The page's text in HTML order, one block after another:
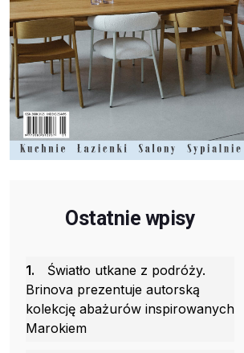
Ostatnie wpisy
1.
Światło utkane z podróży.
Brinova prezentuje autorską
kolekcję abażurów inspirowanych
Marokiem